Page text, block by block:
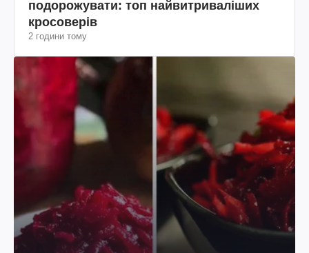
подорожувати: топ найвитриваліших
кросоверів
2 години тому